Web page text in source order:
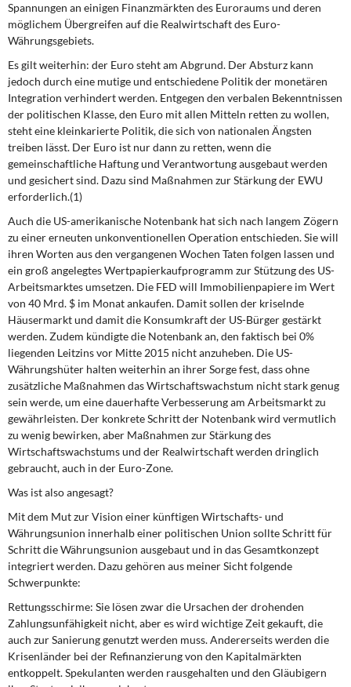
Spannungen an einigen Finanzmärkten des Euroraums und deren
möglichem Übergreifen auf die Realwirtschaft des Euro-
Währungsgebiets.
Es gilt weiterhin: der Euro steht am Abgrund. Der Absturz kann
jedoch durch eine mutige und entschiedene Politik der monetären
Integration verhindert werden. Entgegen den verbalen Bekenntnissen
der politischen Klasse, den Euro mit allen Mitteln retten zu wollen,
steht eine kleinkarierte Politik, die sich von nationalen Ängsten
treiben lässt. Der Euro ist nur dann zu retten, wenn die
gemeinschaftliche Haftung und Verantwortung ausgebaut werden
und gesichert sind. Dazu sind Maßnahmen zur Stärkung der EWU
erforderlich.(1)
Auch die US-amerikanische Notenbank hat sich nach langem Zögern
zu einer erneuten unkonventionellen Operation entschieden. Sie will
ihren Worten aus den vergangenen Wochen Taten folgen lassen und
ein groß angelegtes Wertpapierkaufprogramm zur Stützung des US-
Arbeitsmarktes umsetzen. Die FED will Immobilienpapiere im Wert
von 40 Mrd. $ im Monat ankaufen. Damit sollen der kriselnde
Häusermarkt und damit die Konsumkraft der US-Bürger gestärkt
werden. Zudem kündigte die Notenbank an, den faktisch bei 0%
liegenden Leitzins vor Mitte 2015 nicht anzuheben. Die US-
Währungshüter halten weiterhin an ihrer Sorge fest, dass ohne
zusätzliche Maßnahmen das Wirtschaftswachstum nicht stark genug
sein werde, um eine dauerhafte Verbesserung am Arbeitsmarkt zu
gewährleisten. Der konkrete Schritt der Notenbank wird vermutlich
zu wenig bewirken, aber Maßnahmen zur Stärkung des
Wirtschaftswachstums und der Realwirtschaft werden dringlich
gebraucht, auch in der Euro-Zone.
Was ist also angesagt?
Mit dem Mut zur Vision einer künftigen Wirtschafts- und
Währungsunion innerhalb einer politischen Union sollte Schritt für
Schritt die Währungsunion ausgebaut und in das Gesamtkonzept
integriert werden. Dazu gehören aus meiner Sicht folgende
Schwerpunkte:
Rettungsschirme: Sie lösen zwar die Ursachen der drohenden
Zahlungsunfähigkeit nicht, aber es wird wichtige Zeit gekauft, die
auch zur Sanierung genutzt werden muss. Andererseits werden die
Krisenländer bei der Refinanzierung von den Kapitalmärkten
entkoppelt. Spekulanten werden rausgehalten und den Gläubigern